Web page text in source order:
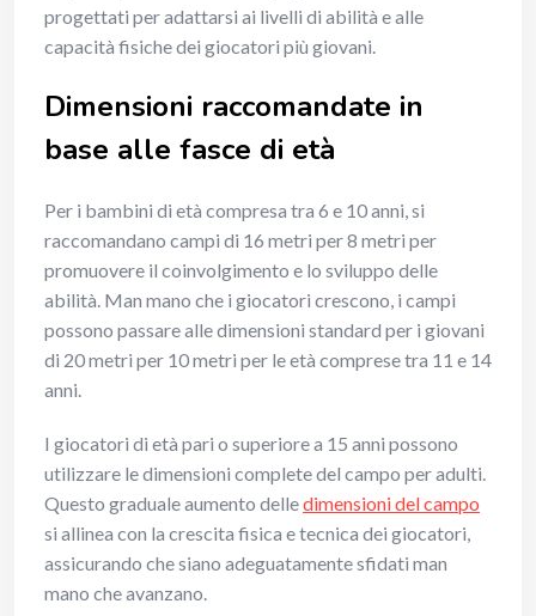
progettati per adattarsi ai livelli di abilità e alle
capacità fisiche dei giocatori più giovani.
Dimensioni raccomandate in
base alle fasce di età
Per i bambini di età compresa tra 6 e 10 anni, si
raccomandano campi di 16 metri per 8 metri per
promuovere il coinvolgimento e lo sviluppo delle
abilità. Man mano che i giocatori crescono, i campi
possono passare alle dimensioni standard per i giovani
di 20 metri per 10 metri per le età comprese tra 11 e 14
anni.
I giocatori di età pari o superiore a 15 anni possono
utilizzare le dimensioni complete del campo per adulti.
Questo graduale aumento delledimensioni del campo
si allinea con la crescita fisica e tecnica dei giocatori,
assicurando che siano adeguatamente sfidati man
mano che avanzano.